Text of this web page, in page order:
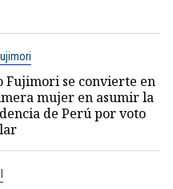
Fujimori se convierte en
mujer en asumir la
de Perú por voto